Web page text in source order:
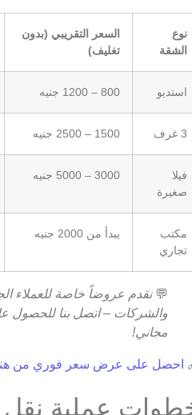
نوع
الشقة
السعر التقريبي (بدون
تغليف)
استديو 800 – 1200 جنيه
3 غرف 1500 – 2500 جنيه
فيلا
صغيرة
3000 – 5000 جنيه
مكتب
تجاري
يبدأ من 2000 جنيه
💬نقدم عروضاً خاصة للعملاء
والشركات – اتصل بنا
مجاني!
احصل على عرض سعر فوري من
عملية نقل